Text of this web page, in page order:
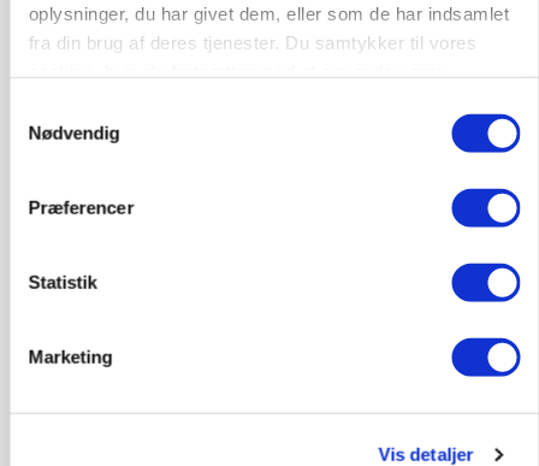
oplysninger, du har givet dem, eller som de har indsamlet
fra din brug af deres tjenester. Du samtykker til vores
Nødvendig
Præferencer
Statistik
Marketing
Vis detaljer
ULVE
Landmand vågnede ved lyden af skrigende kvier:
Russisk mælkepris dykker 23 procent